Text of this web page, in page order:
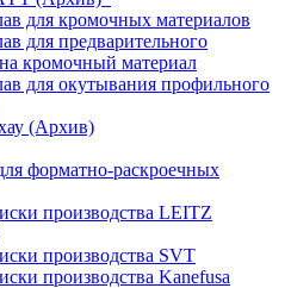
для кромочных материалов
для предварительного
кромочный материал
для окутывания профильного
(Архив)
форматно-раскроечных
производства LEITZ
производства SVT
производства Kanefusa